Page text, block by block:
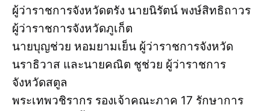
ผู้ว่าราชการจังหวัดตรัง นายนิรัตน์ พงษ์สิทธิถาวร
ผู้ว่าราชการจังหวัดภูเก็ต
นายบุญช่วย หอมยามเย็น ผู้ว่าราชการจังหวัด
นราธิวาส และนายคณิต ชูช่วย ผู้ว่าราชการ
จังหวัดสตูล
พระเทพวชิรากร รองเจ้าคณะภาค 17 รักษาการ